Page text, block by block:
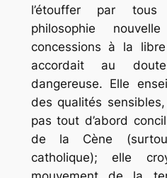
l’étouffer par
philosophie
concessions à la
accordait au
dangereuse. Elle
des qualités
pas tout d’abord
de la Cène
catholique); elle